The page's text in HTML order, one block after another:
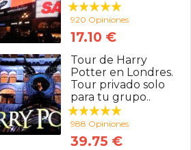
920 Opiniones
17.10 €
Tour de Harry
Potter en Londres.
Tour privado solo
para tu grupo..
988 Opiniones
39.75 €